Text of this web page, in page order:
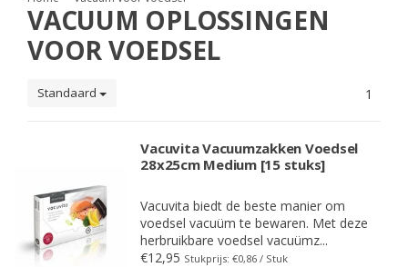
VACUUM OPLOSSINGEN
VOOR VOEDSEL
Standaard 1
Vacuvita Vacuumzakken Voedsel
28x25cm Medium [15 stuks]
Vacuvita biedt de beste manier om
voedsel vacuüm te bewaren. Met deze
herbruikbare voedsel vacuümz...
€12,95 Stukprijs: €0,86 / Stuk